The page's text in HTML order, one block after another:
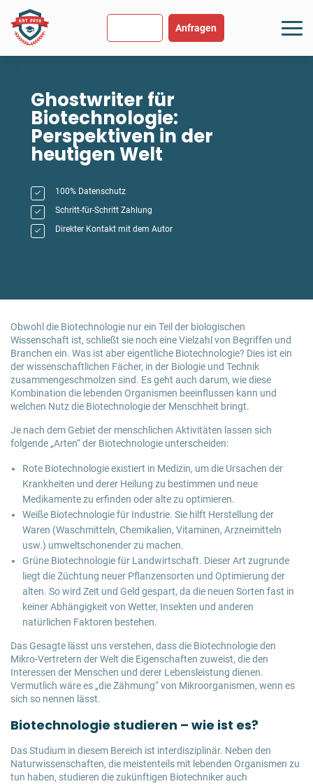
894 Bewertungen SEHR GUT
Anfragen
Ghostwriter für
Biotechnologie:
Perspektiven in der
heutigen Welt
100% Datenschutz
Schritt-für-Schritt Zahlung
Direkter Kontakt mit dem Autor
Obwohl die Biotechnologie nur ein Teil der biologischen
Wissenschaft ist, schließt sie noch eine Vielzahl von Begriffen und
Branchen ein. Was ist aber eigentliche Biotechnologie? Dies ist ein
der wissenschaftlichen Fächer, in der Biologie und Technik
zusammengeschmolzen sind. Es geht auch darum, wie diese
Kombination die lebenden Organismen beeinflussen kann und
welchen Nutz die Biotechnologie der Menschheit bringt.
Je nach dem Gebiet der menschlichen Aktivitäten lassen sich
folgende „Arten“ der Biotechnologie unterscheiden:
Rote Biotechnologie existiert in Medizin, um die Ursachen der
Krankheiten und derer Heilung zu bestimmen und neue
Medikamente zu erfinden oder alte zu optimieren.
Weiße Biotechnologie für Industrie. Sie hilft Herstellung der
Waren (Waschmitteln, Chemikalien, Vitaminen, Arzneimitteln
usw.) umweltschonender zu machen.
Grüne Biotechnologie für Landwirtschaft. Dieser Art zugrunde
liegt die Züchtung neuer Pflanzensorten und Optimierung der
alten. So wird Zeit und Geld gespart, da die neuen Sorten fast in
keiner Abhängigkeit von Wetter, Insekten und anderen
natürlichen Faktoren bestehen.
Das Gesagte lässt uns verstehen, dass die Biotechnologie den
Mikro-Vertretern der Welt die Eigenschaften zuweist, die den
Interessen der Menschen und derer Lebensleistung dienen.
Vermutlich wäre es „die Zähmung“ von Mikroorganismen, wenn es
sich so nennen lässt.
Biotechnologie studieren – wie ist es?
Das Studium in diesem Bereich ist interdisziplinär. Neben den
Naturwissenschaften, die meistenteils mit lebenden Organismen zu
tun haben, studieren die zukünftigen Biotechniker auch